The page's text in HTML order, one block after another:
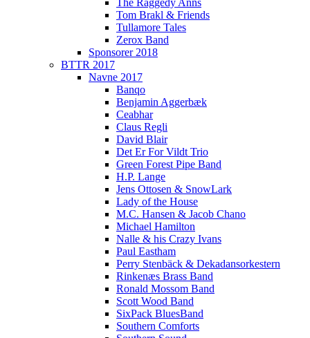
The Raggedy Anns
Tom Brakl & Friends
Tullamore Tales
Zerox Band
Sponsorer 2018
BTTR 2017
Navne 2017
Banqo
Benjamin Aggerbæk
Ceabhar
Claus Regli
David Blair
Det Er For Vildt Trio
Green Forest Pipe Band
H.P. Lange
Jens Ottosen & SnowLark
Lady of the House
M.C. Hansen & Jacob Chano
Michael Hamilton
Nalle & his Crazy Ivans
Paul Eastham
Perry Stenbäck & Dekadansorkestern
Rinkenæs Brass Band
Ronald Mossom Band
Scott Wood Band
SixPack BluesBand
Southern Comforts